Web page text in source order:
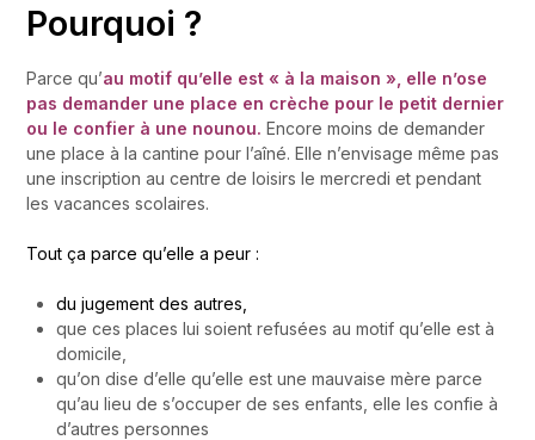
Pourquoi ?
Parce qu’au motif qu’elle est « à la maison », elle n’ose
pas demander une place en crèche pour le petit dernier
ou le confier à une nounou. Encore moins de demander
une place à la cantine pour l’aîné. Elle n’envisage même pas
une inscription au centre de loisirs le mercredi et pendant
les vacances scolaires.
Tout ça parce qu’elle a peur :
du jugement des autres,
que ces places lui soient refusées au motif qu’elle est à
domicile,
qu’on dise d’elle qu’elle est une mauvaise mère parce
qu’au lieu de s’occuper de ses enfants, elle les confie à
d’autres personnes